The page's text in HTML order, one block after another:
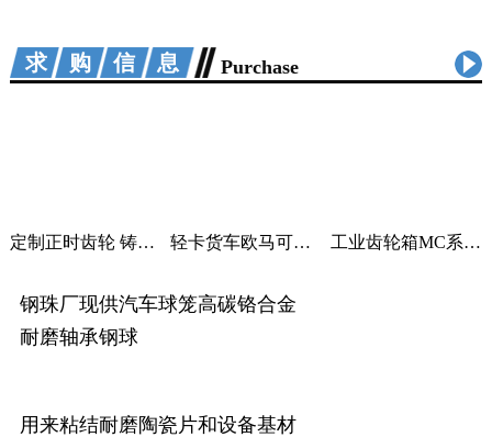
求购信息 Purchase
定制正时齿轮 铸铁曲轴加工 适用汽车机械 轻卡货车欧马可采尔孚变速箱ZF5S400V变速箱 工业齿轮箱MC系列大功率减速机M系列直角变速器平行变速箱
钢珠厂现供汽车球笼高碳铬合金
耐磨轴承钢球
用来粘结耐磨陶瓷片和设备基材